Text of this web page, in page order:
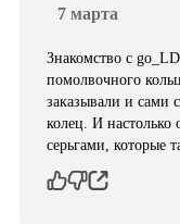
7 марта
Знакомство с
помолвочного
заказывали и сами
колец. И
серьгами, которые